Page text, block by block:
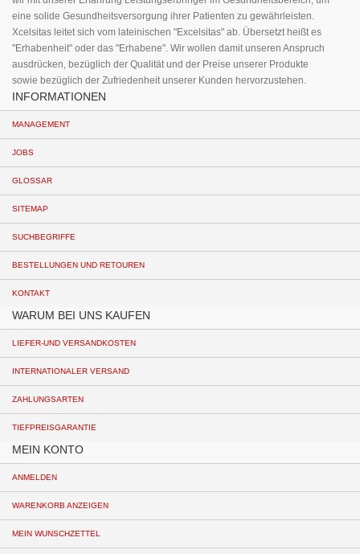
eine solide Gesundheitsversorgung ihrer Patienten zu gewährleisten.
Xcelsitas leitet sich vom lateinischen "Excelsitas" ab. Übersetzt heißt es
"Erhabenheit" oder das "Erhabene". Wir wollen damit unseren Anspruch
ausdrücken, bezüglich der Qualität und der Preise unserer Produkte
sowie bezüglich der Zufriedenheit unserer Kunden hervorzustehen.
INFORMATIONEN
MANAGEMENT
JOBS
GLOSSAR
SITEMAP
SUCHBEGRIFFE
BESTELLUNGEN UND RETOUREN
KONTAKT
WARUM BEI UNS KAUFEN
LIEFER-UND VERSANDKOSTEN
INTERNATIONALER VERSAND
ZAHLUNGSARTEN
TIEFPREISGARANTIE
MEIN KONTO
ANMELDEN
WARENKORB ANZEIGEN
MEIN WUNSCHZETTEL